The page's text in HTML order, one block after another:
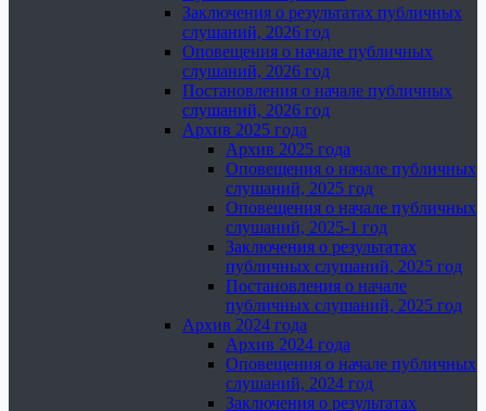
Заключения о результатах публичных
слушаний, 2026 год
Оповещения о начале публичных
слушаний, 2026 год
Постановления о начале публичных
слушаний, 2026 год
Архив 2025 года
Архив 2025 года
Оповещения о начале публичных
слушаний, 2025 год
Оповещения о начале публичных
слушаний, 2025-1 год
Заключения о результатах
публичных слушаний, 2025 год
Постановления о начале
публичных слушаний, 2025 год
Архив 2024 года
Архив 2024 года
Оповещения о начале публичных
слушаний, 2024 год
Заключения о результатах